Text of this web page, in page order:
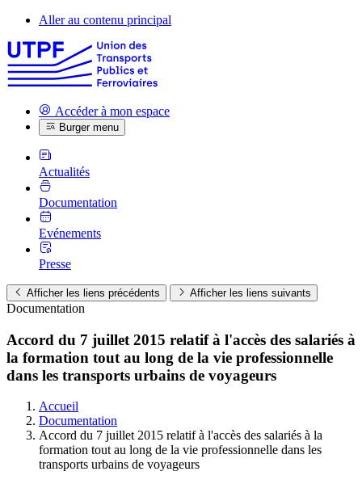
Aller au contenu principal
Accéder à mon espace
Burger menu
Actualités
Documentation
Evénements
Presse
Afficher les liens précédents Afficher les liens suivants
Documentation
Accord du 7 juillet 2015 relatif à l'accès des salariés à
la formation tout au long de la vie professionnelle
dans les transports urbains de voyageurs
Accueil
Documentation
Accord du 7 juillet 2015 relatif à l'accès des salariés à la
formation tout au long de la vie professionnelle dans les
transports urbains de voyageurs